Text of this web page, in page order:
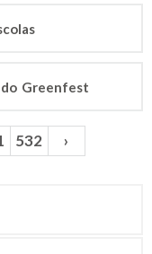
Greenfest
532 ›